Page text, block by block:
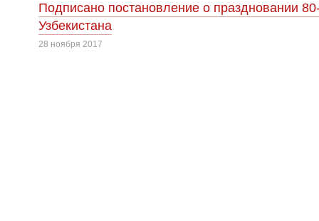
Подписано постановление о праздновании
Узбекистана
28 ноября 2017